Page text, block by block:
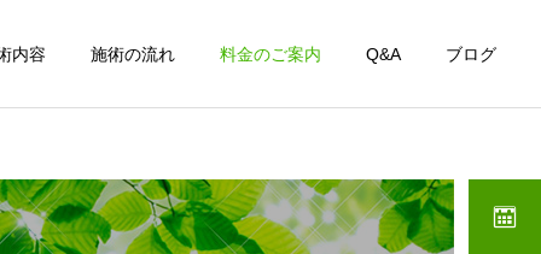
内容 施術の流れ 料金のご案内 Q&A ブログ
一覧をみる